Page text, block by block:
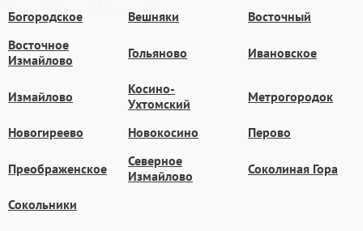
Богородское Вешняки
Восточный
Восточное
Измайлово
Гольяново Ивановское
Измайлово
Косино-
Ухтомский
Метрогородок
Новогиреево Новокосино Перово
Преображенское
Северное
Измайлово
Соколиная Гора
Сокольники